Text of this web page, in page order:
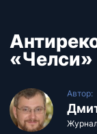
«Челси»
Автор: